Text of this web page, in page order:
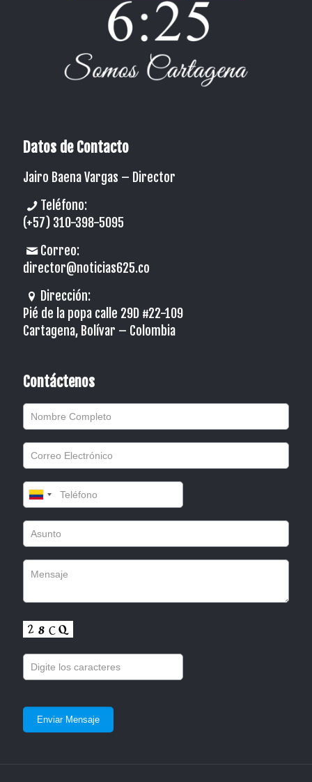
Datos de Contacto
Jairo Baena Vargas – Director
Teléfono:
(+57) 310-398-5095
Correo:
director@noticias625.co
Dirección:
Pié de la popa calle 29D #22-109
Cartagena, Bolívar – Colombia
Contáctenos